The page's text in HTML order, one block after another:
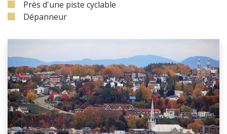
Près d'une piste cyclable
Dépanneur